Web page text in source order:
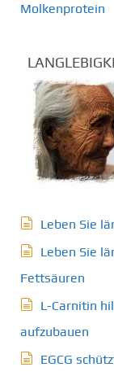
Molkenprotein
Leben Sie
Leben Sie
Fettsäuren
L-Carnitin
aufzubauen
EGCG